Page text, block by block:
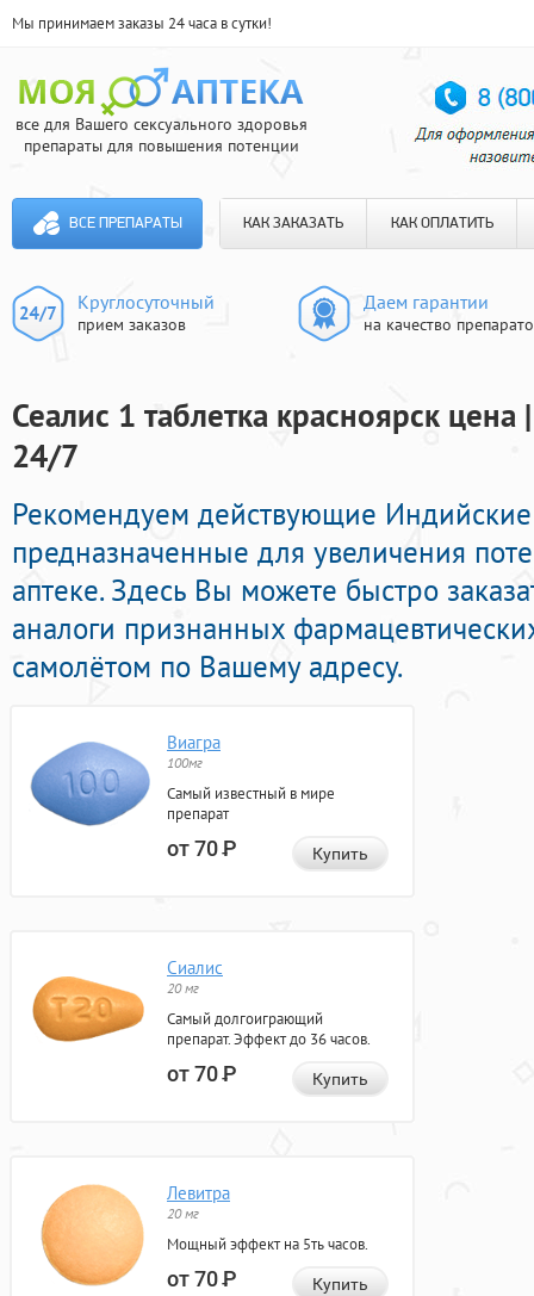
Мы принимаем заказы 24 часа в сутки!
все для Вашего сексуального здоровья
препараты для повышения потенции
ВСЕ ПРЕПАРАТЫ КАК ЗАКАЗАТЬ КАК ОПЛАТИТЬ
Круглосуточный
прием заказов
Даем гарантии
на качество
Сеалис 1 таблетка красноярск
24/7
Рекомендуем действующие
предназначенные для увеличения
аптеке. Здесь Вы можете быстро
аналоги признанных
самолётом по Вашему адресу.
Виагра
100мг
Самый известный в мире
препарат
от 70Р Купить
Сиалис
20 мг
Самый долгоиграющий
препарат. Эффект до 36 часов.
от 70Р Купить
Левитра
20 мг
Мощный эффект на 5ть часов.
от 70Р Купить